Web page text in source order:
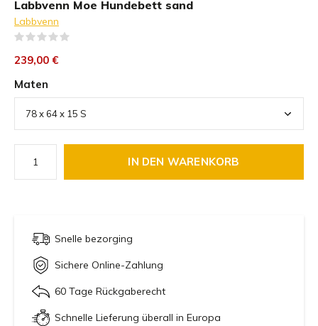
Labbvenn Moe Hundebett sand
Labbvenn
239,00 €
Maten
IN DEN WARENKORB
Snelle bezorging
Sichere Online-Zahlung
60 Tage Rückgaberecht
Schnelle Lieferung überall in Europa